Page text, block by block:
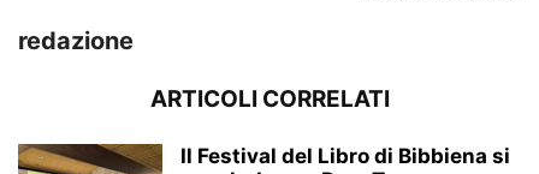
redazione
ARTICOLI CORRELATI
Il Festival del Libro di Bibbiena si